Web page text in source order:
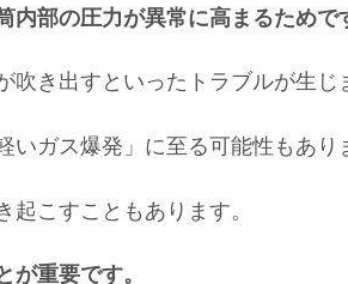
内部の圧力が異常に高まるためで
吹き出すといったトラブルが生じ
いガス爆発」に至る可能性もあり
こすこともあります。
重要です。